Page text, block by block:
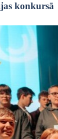
konkursā